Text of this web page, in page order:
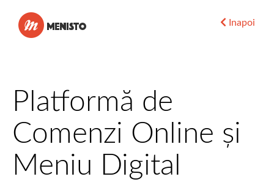
Inapoi
Platformă de
Comenzi Online și
Meniu Digital